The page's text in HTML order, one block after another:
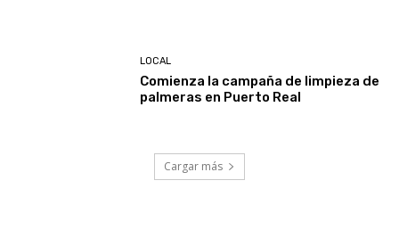
LOCAL
Comienza la campaña de limpieza de
palmeras en Puerto Real
Cargar más